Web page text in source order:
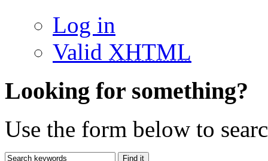
Log in
Valid XHTML
Looking for something?
Use the form below to